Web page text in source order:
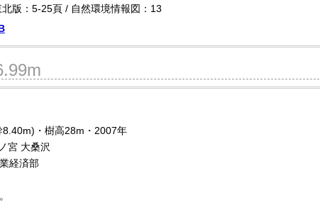
版：5-25頁 / 自然環境情報図：13
・樹高28m・2007年
宮 大桑沢
経済部